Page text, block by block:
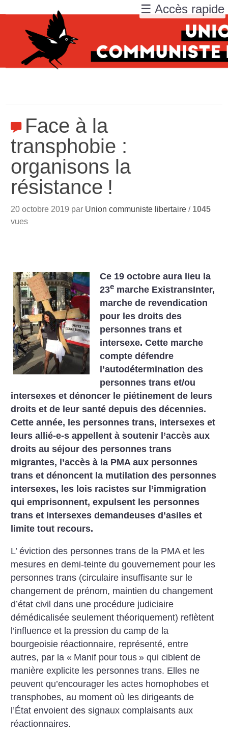
Face à la
transphobie :
organisons la
résistance !
20 octobre 2019 par Union communiste libertaire / 1045
vues
Ce 19 octobre aura lieu la
23e marche ExistransInter,
marche de revendication
pour les droits des
personnes trans et
intersexe. Cette marche
compte défendre
l’autodétermination des
personnes trans et/ou
intersexes et dénoncer le piétinement de leurs
droits et de leur santé depuis des décennies.
Cette année, les personnes trans, intersexes et
leurs allié-e-s appellent à soutenir l’accès aux
droits au séjour des personnes trans
migrantes, l’accès à la PMA aux personnes
trans et dénoncent la mutilation des personnes
intersexes, les lois racistes sur l’immigration
qui emprisonnent, expulsent les personnes
trans et intersexes demandeuses d’asiles et
limite tout recours.
L’ éviction des personnes trans de la PMA et les
mesures en demi-teinte du gouvernement pour les
personnes trans (circulaire insuffisante sur le
changement de prénom, maintien du changement
d’état civil dans une procédure judiciaire
démédicalisée seulement théoriquement) reflètent
l’influence et la pression du camp de la
bourgeoisie réactionnaire, représenté, entre
autres, par la « Manif pour tous » qui ciblent de
manière explicite les personnes trans. Elles ne
peuvent qu’encourager les actes homophobes et
transphobes, au moment où les dirigeants de
l’État envoient des signaux complaisants aux
réactionnaires.
☰ Accès rapide